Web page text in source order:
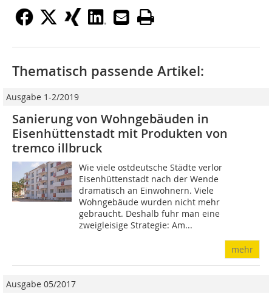
Thematisch passende Artikel:
Ausgabe 1-2/2019
Sanierung von Wohngebäuden in
Eisenhüttenstadt mit Produkten von
tremco illbruck
Wie viele ostdeutsche Städte verlor
Eisenhüttenstadt nach der Wende
dramatisch an Einwohnern. Viele
Wohngebäude wurden nicht mehr
gebraucht. Deshalb fuhr man eine
zweigleisige Strategie: Am...
mehr
Ausgabe 05/2017